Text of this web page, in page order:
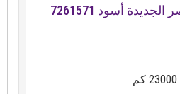
تى 2 جيتور 2025 مصر الجديدة أسود 7261571